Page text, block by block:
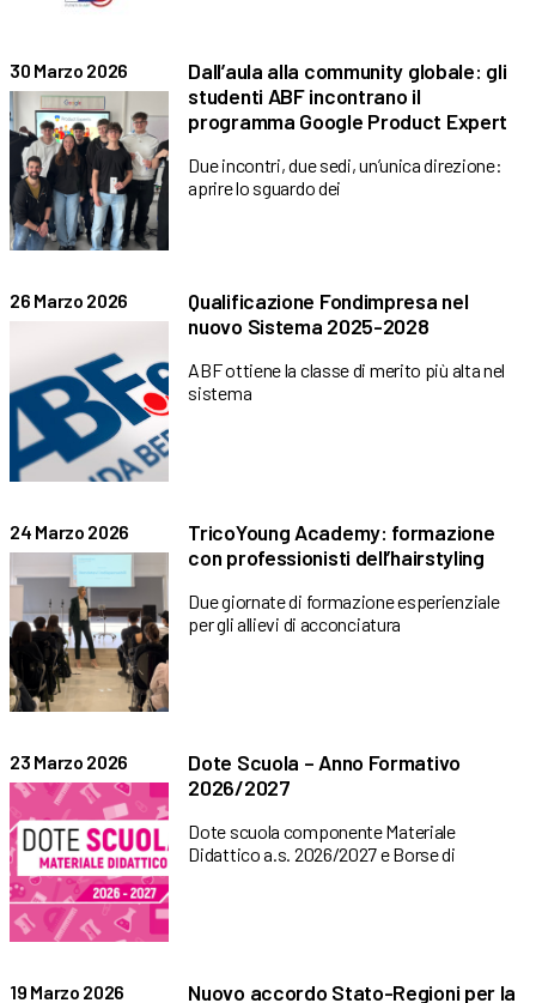
30 Marzo 2026
Dall’aula alla community globale: gli
studenti ABF incontrano il
programma Google Product Expert
Due incontri, due sedi, un’unica direzione:
aprire lo sguardo dei
26 Marzo 2026
Qualificazione Fondimpresa nel
nuovo Sistema 2025-2028
ABF ottiene la classe di merito più alta nel
sistema
24 Marzo 2026
TricoYoung Academy: formazione
con professionisti dell’hairstyling
Due giornate di formazione esperienziale
per gli allievi di acconciatura
23 Marzo 2026
Dote Scuola – Anno Formativo
2026/2027
Dote scuola componente Materiale
Didattico a.s. 2026/2027 e Borse di
19 Marzo 2026
Nuovo accordo Stato-Regioni per la